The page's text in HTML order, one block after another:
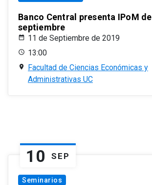
Banco Central presenta IPoM de
septiembre
11 de Septiembre de 2019
13:00
Facultad de Ciencias Económicas y
Administrativas UC
10 SEP
Seminarios